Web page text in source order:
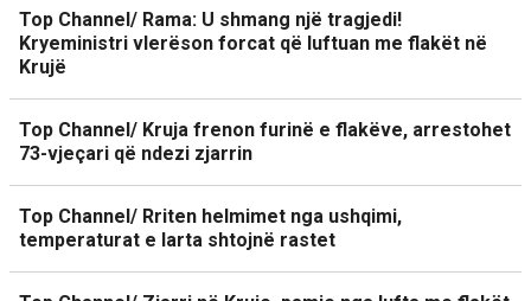
Top Channel/ Rama: U shmang një tragjedi!
Kryeministri vlerëson forcat që luftuan me flakët në
Krujë
Top Channel/ Kruja frenon furinë e flakëve, arrestohet
73-vjeçari që ndezi zjarrin
Top Channel/ Rriten helmimet nga ushqimi,
temperaturat e larta shtojnë rastet